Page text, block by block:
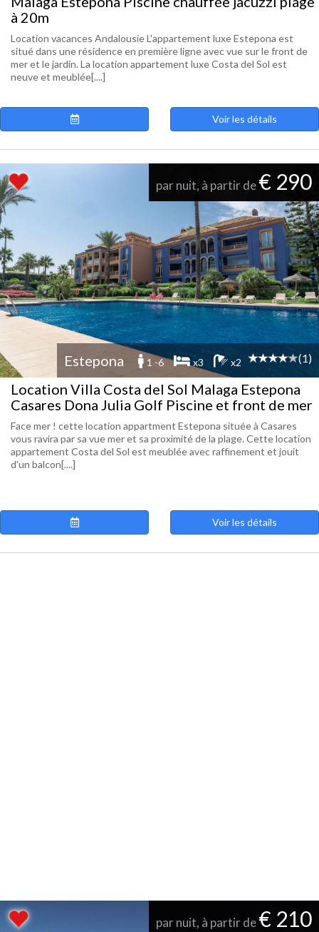
à 20m
Location vacances Andalousie L'appartement luxe Estepona est
situé dans une résidence en première ligne avec vue sur le front de
mer et le jardin. La location appartement luxe Costa del Sol est
neuve et meublée[....]
Voir les détails
par nuit, à partir de€ 290
Estepona 1 -6 x3 x2 (1)
Location Villa Costa del Sol Malaga Estepona
Casares Dona Julia Golf Piscine et front de mer
Face mer ! cette location appartment Estepona située à Casares
vous ravira par sa vue mer et sa proximité de la plage. Cette location
appartement Costa del Sol est meublée avec raffinement et jouit
d'un balcon[....]
Voir les détails
par nuit, à partir de€ 210